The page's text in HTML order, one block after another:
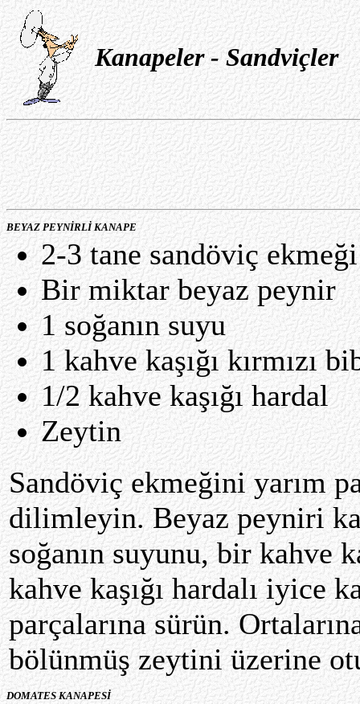
Kanapeler - Sandviçler
BEYAZ PEYNİRLİ KANAPE
2-3 tane sandöviç ekmeği
Bir miktar beyaz peynir
1 soğanın suyu
1 kahve kaşığı kırmızı
1/2 kahve kaşığı hardal
Zeytin
Sandöviç ekmeğini yarım
dilimleyin. Beyaz peyniri
soğanın suyunu, bir kahve
kahve kaşığı hardalı iyice
parçalarına sürün.
bölünmüş zeytini üzerine
DOMATES KANAPESİ